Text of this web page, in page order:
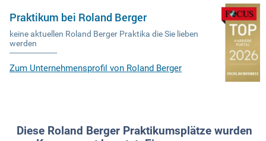
Praktikum bei Roland Berger
keine aktuellen Roland Berger Praktika die Sie lieben
werden
Zum Unternehmensprofil von Roland Berger
Diese Roland Berger Praktikumsplätze wurden